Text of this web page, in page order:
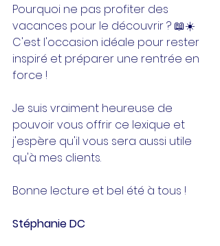
Pourquoi ne pas profiter des
vacances pour le découvrir ? 📖☀️
C'est l'occasion idéale pour rester
inspiré et préparer une rentrée en
force !
Je suis vraiment heureuse de
pouvoir vous offrir ce lexique et
j'espère qu'il vous sera aussi utile
qu'à mes clients.
Bonne lecture et bel été à tous !
Stéphanie DC